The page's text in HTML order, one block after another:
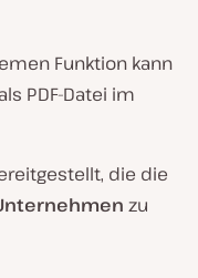
Funktion kann
PDF-Datei im
die die
zu